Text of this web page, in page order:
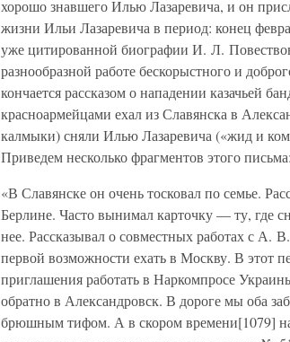
хорошо знавшего Илью Лазаревича, и он
жизни Ильи Лазаревича в период: конец
уже цитированной биографии И. Л.
разнообразной работе бескорыстного и
кончается рассказом о нападении казачьей
красноармейцами ехал из Славянска в
калмыки) сняли Илью Лазаревича («жид и
Приведем несколько фрагментов этого письма:
«В Славянске он очень тосковал по семье.
Берлине. Часто вынимал карточку — ту, где
нее. Рассказывал о совместных работах с
первой возможности ехать в Москву. В этот
приглашения работать в Наркомпросе
обратно в Александровск. В дороге мы оба
брюшным тифом. А в скором времени[1079]